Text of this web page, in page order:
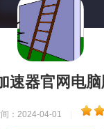
速器官网电
：2024-04-01